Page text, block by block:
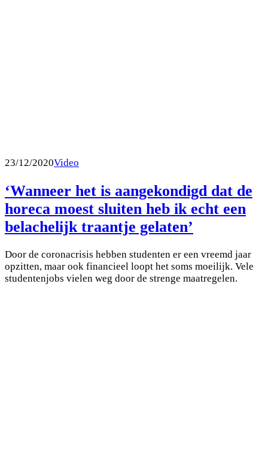
23/12/2020Video
‘Wanneer het is aangekondigd dat de
horeca moest sluiten heb ik echt een
belachelijk traantje gelaten’
Door de coronacrisis hebben studenten er een vreemd jaar
opzitten, maar ook financieel loopt het soms moeilijk. Vele
studentenjobs vielen weg door de strenge maatregelen.